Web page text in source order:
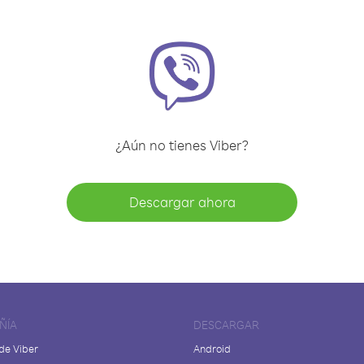
¿Aún no tienes Viber?
Descargar ahora
Viber
DESCARGAR
Android